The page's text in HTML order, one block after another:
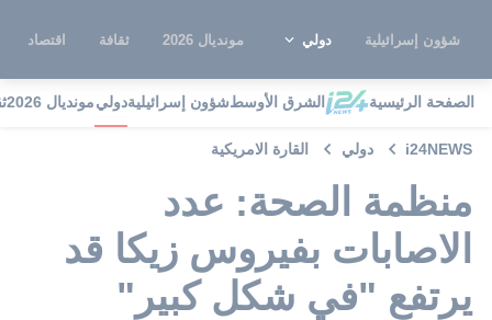
شؤون إسرائيلية دولي مونديال 2026 ثقافة اقتصاد
الصفحة الرئيسية الشرق الأوسطشؤون إسرائيليةدوليمونديال 2026
i24NEWS دولي القارة الامريكية
منظمة الصحة: عدد
الاصابات بفيروس زيكا قد
يرتفع "في شكل كبير"